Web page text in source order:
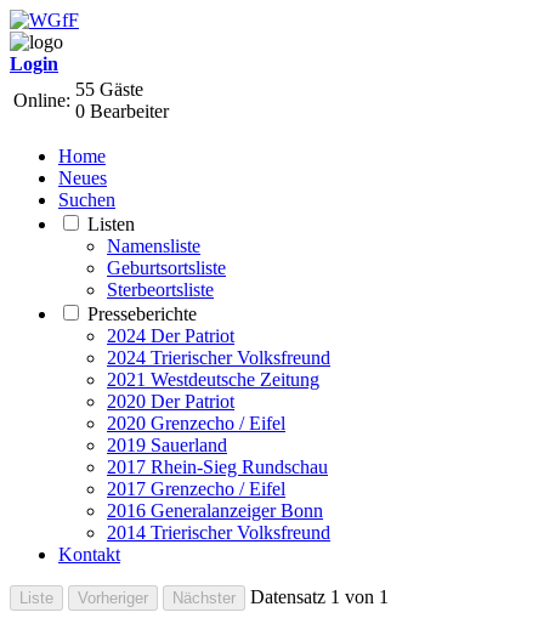
Login
Online:
55 Gäste
0 Bearbeiter
Home
Neues
Suchen
Listen
Namensliste
Geburtsortsliste
Sterbeortsliste
Presseberichte
2024 Der Patriot
2024 Trierischer Volksfreund
2021 Westdeutsche Zeitung
2020 Der Patriot
2020 Grenzecho / Eifel
2019 Sauerland
2017 Rhein-Sieg Rundschau
2017 Grenzecho / Eifel
2016 Generalanzeiger Bonn
2014 Trierischer Volksfreund
Kontakt
Datensatz 1 von 1